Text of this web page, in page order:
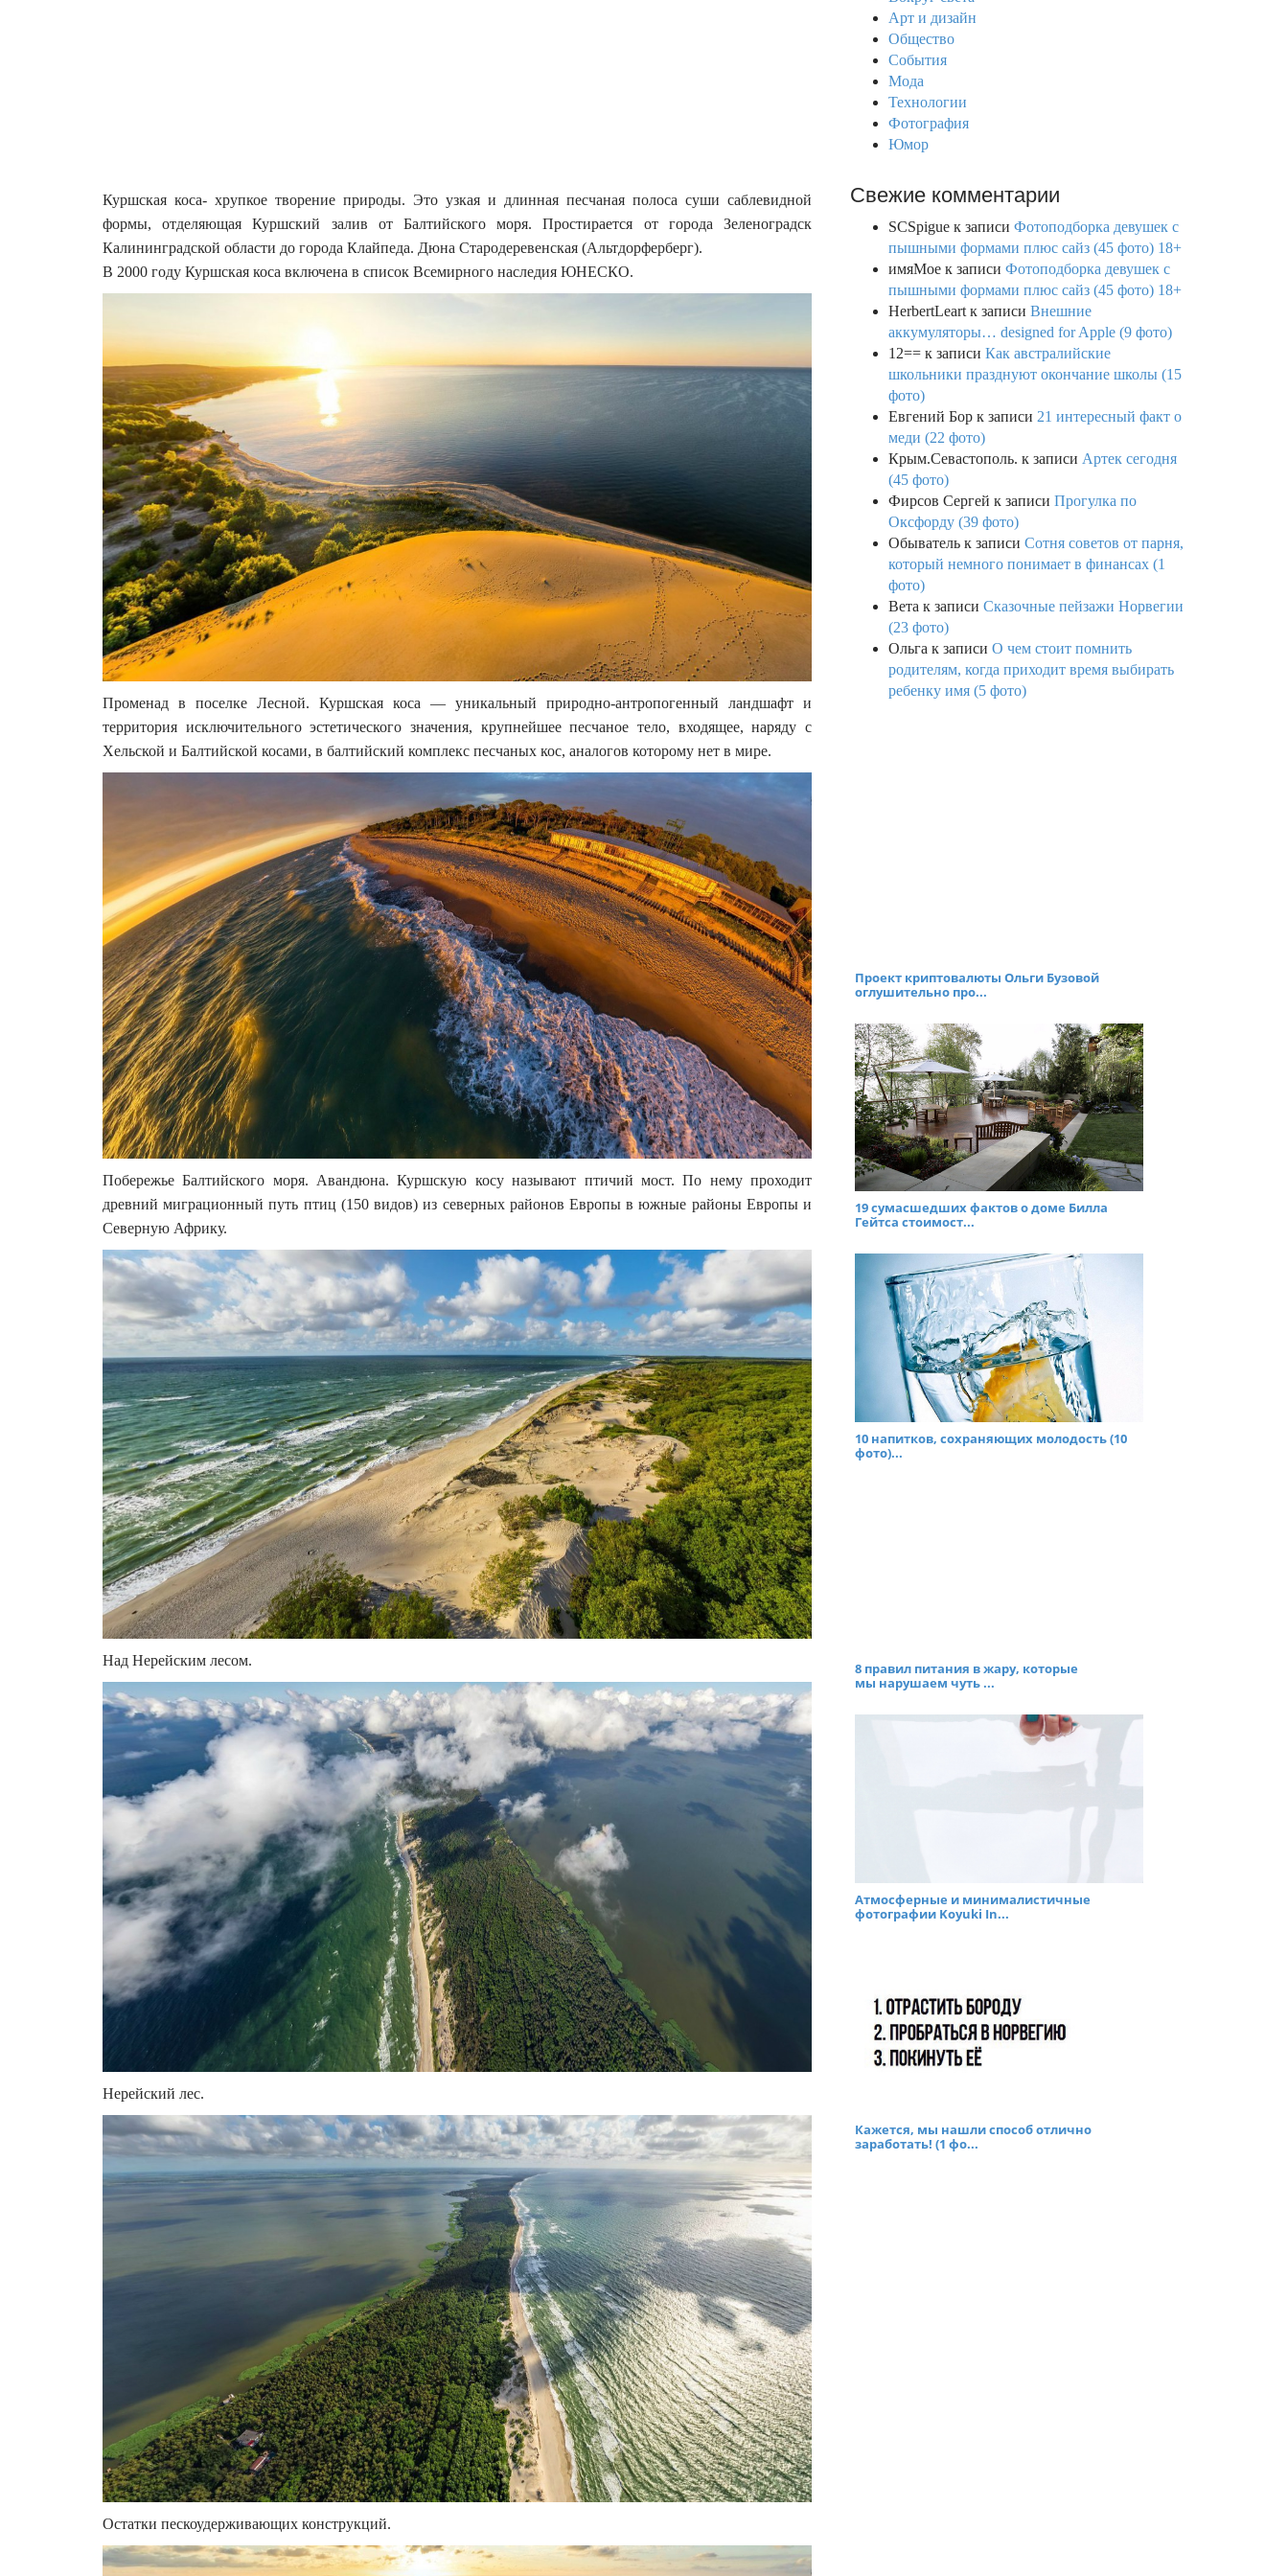
Куршская коса- хрупкое творение природы. Это узкая и длинная песчаная полоса суши саблевидной
формы, отделяющая Куршский залив от Балтийского моря. Простирается от города Зеленоградск
Калининградской области до города Клайпеда. Дюна Стародеревенская (Альтдорферберг).
В 2000 году Куршская коса включена в список Всемирного наследия ЮНЕСКО.
Променад в поселке Лесной. Куршская коса — уникальный природно-антропогенный ландшафт и
территория исключительного эстетического значения, крупнейшее песчаное тело, входящее, наряду с
Хельской и Балтийской косами, в балтийский комплекс песчаных кос, аналогов которому нет в мире.
Побережье Балтийского моря. Авандюна. Куршскую косу называют птичий мост. По нему проходит
древний миграционный путь птиц (150 видов) из северных районов Европы в южные районы Европы и
Северную Африку.
Над Нерейским лесом.
Нерейский лес.
Остатки пескоудерживающих конструкций.
Арт и дизайн
Общество
События
Мода
Технологии
Фотография
Юмор
Свежие комментарии
SCSpigue к записи Фотоподборка девушек с
пышными формами плюс сайз (45 фото) 18+
имяМое к записи Фотоподборка девушек с
пышными формами плюс сайз (45 фото) 18+
HerbertLeart к записи Внешние
аккумуляторы… designed for Apple (9 фото)
12== к записи Как австралийские
школьники празднуют окончание школы (15
фото)
Евгений Бор к записи 21 интересный факт о
меди (22 фото)
Крым.Севастополь. к записи Артек сегодня
(45 фото)
Фирсов Сергей к записи Прогулка по
Оксфорду (39 фото)
Обыватель к записи Сотня советов от парня,
который немного понимает в финансах (1
фото)
Вета к записи Сказочные пейзажи Норвегии
(23 фото)
Ольга к записи О чем стоит помнить
родителям, когда приходит время выбирать
ребенку имя (5 фото)
Проект криптовалюты Ольги Бузовой
оглушительно про...
19 сумасшедших фактов о доме Билла
Гейтса стоимост...
10 напитков, сохраняющих молодость (10
фото)...
8 правил питания в жару, которые
мы нарушаем чуть ...
Атмосферные и минималистичные
фотографии Koyuki In...
Кажется, мы нашли способ отлично
заработать! (1 фо...